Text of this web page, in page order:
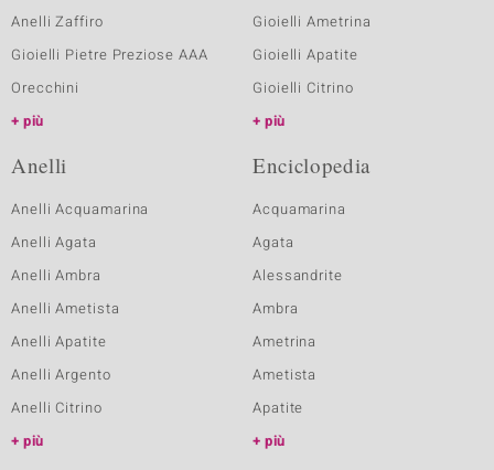
Anelli Zaffiro
Gioielli Pietre Preziose AAA
Orecchini
più
Gioielli Ametrina
Gioielli Apatite
Gioielli Citrino
più
Anelli
Anelli Acquamarina
Anelli Agata
Anelli Ambra
Anelli Ametista
Anelli Apatite
Anelli Argento
Anelli Citrino
più
Enciclopedia
Acquamarina
Agata
Alessandrite
Ambra
Ametrina
Ametista
Apatite
più